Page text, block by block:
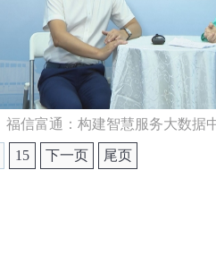
福信富通：构建智慧服务大数据
15 下一页 尾页